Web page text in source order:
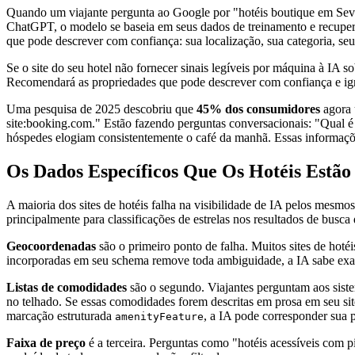
Quando um viajante pergunta ao Google por "hotéis boutique em
ChatGPT, o modelo se baseia em seus dados de treinamento e
que pode descrever com confiança: sua localização, sua categoria,
Se o site do seu hotel não fornecer sinais legíveis por máquina à IA
Recomendará as propriedades que pode descrever com confiança e
Uma pesquisa de 2025 descobriu que 45% dos consumidores agora
site:booking.com." Estão fazendo perguntas conversacionais: "Qual
hóspedes elogiam consistentemente o café da manhã. Essas
Os Dados Específicos Que Os Hotéis
A maioria dos sites de hotéis falha na visibilidade de IA pelos
principalmente para classificações de estrelas nos resultados de
Geocoordenadas são o primeiro ponto de falha. Muitos sites de
incorporadas em seu schema remove toda ambiguidade, a IA sabe
Listas de comodidades são o segundo. Viajantes perguntam aos
no telhado. Se essas comodidades forem descritas em prosa em seu
marcação estruturada amenityFeature, a IA pode corresponder sua
Faixa de preço é a terceira. Perguntas como "hotéis acessíveis